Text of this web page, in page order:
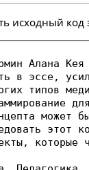
исходный код